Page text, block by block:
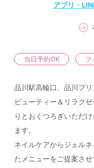
アプリ・
当日予約OK フ
品川駅高輪口、品川プ
ビューティー＆リラク
りとおくつろぎいただ
ます。
ネイルケアからジェル
たメニューをご提案させ